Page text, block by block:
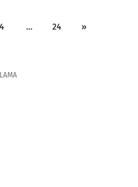
4 … 24 »